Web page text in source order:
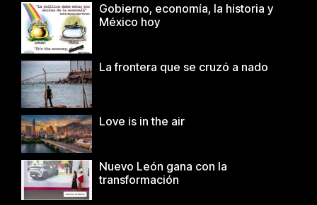
Gobierno, economía, la historia y
México hoy
La frontera que se cruzó a nado
Love is in the air
Nuevo León gana con la
transformación